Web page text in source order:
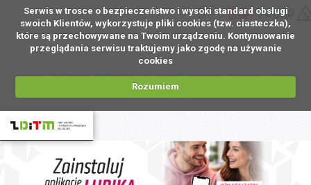
Serwis w trosce o bezpieczeństwo i wysoki standard obsługi
swoich Klientów, wykorzystuje pliki cookies (tzw. ciasteczka),
które są przechowywane na Twoim urządzeniu. Kontynuowanie
przeglądania serwisu traktujemy jako zgodę na używanie
cookies
Rozumiem
EN